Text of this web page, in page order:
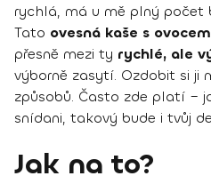
rychlá, má u mě plný počet
Tato ovesná kaše s
přesně mezi ty rychlé, ale
výborně zasytí. Ozdobit si ji
způsobů. Často zde platí –
snídani, takový bude i tvůj
Jak na to?